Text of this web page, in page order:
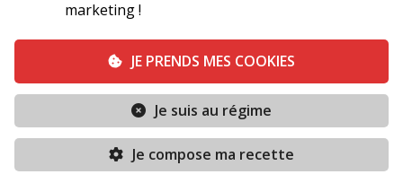
marketing !
JE PRENDS MES COOKIES
Je suis au régime
Je compose ma recette
TERMINÉ
Plan du site A Propos de Nous
Mentions légales Vie Privée
Conditions générales de vente
Conditions générales Politique de cookies (UE)